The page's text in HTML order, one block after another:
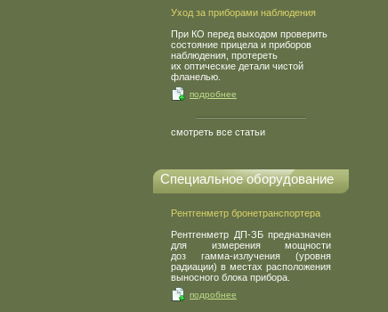
Уход за приборами наблюдения
При КО перед выходом проверить
состояние прицела и приборов
наблюдения, протереть
их оптические детали чистой
фланелью.
подробнее
смотреть все статьи
Специальное оборудование
Рентгенметр бронетранспортера
Рентгенметр ДП-ЗБ предназначен
для измерения мощности
доз гамма-излучения
(уровня
радиации) в местах расположения
выносного блока прибора.
подробнее